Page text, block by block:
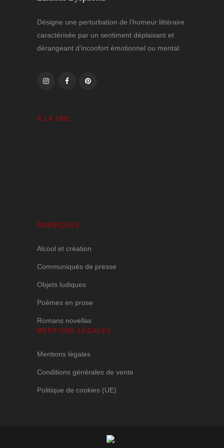
Désigne une perturbation de l’humeur littéraire
caractérisée par un sentiment déplaisant et
dérangeant d'inconfort émotionnel ou mental.
À LA UNE
RUBRIQUES
Alcool et création
Communiqués de presse
Objets ludiques
Poèmes en prose
Romans novellas
MENTIONS LÉGALES
Mentions légales
Conditions générales de vente
Politique de cookies (UE)